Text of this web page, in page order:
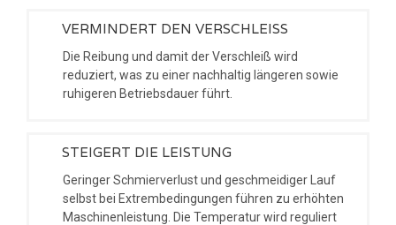
VERMINDERT DEN VERSCHLEISS
Die Reibung und damit der Verschleiß wird
reduziert, was zu einer nachhaltig längeren sowie
ruhigeren Betriebsdauer führt.
STEIGERT DIE LEISTUNG
Geringer Schmierverlust und geschmeidiger Lauf
selbst bei Extrembedingungen führen zu erhöhten
Maschinenleistung. Die Temperatur wird reguliert